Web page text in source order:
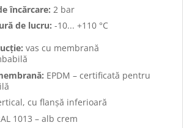
încărcare: 2 bar
de lucru: -10... +110 °C
vas cu membrană
EPDM – certificată pentru
cu flanșă inferioară
1013 – alb crem